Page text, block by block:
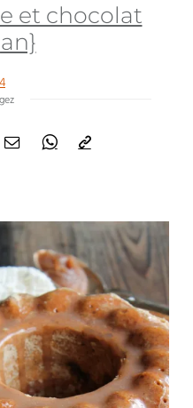
et chocolat